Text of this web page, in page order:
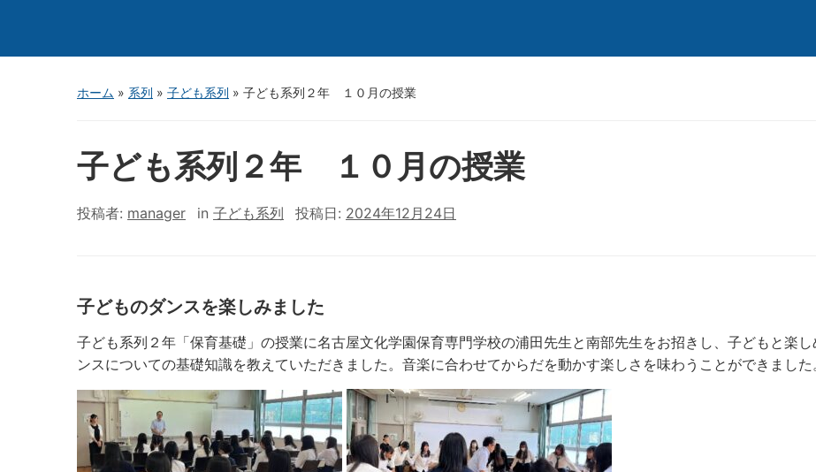
ホーム » 系列 » 子ども系列 » 子ども系列２年 １０月の授業
子ども系列２年 １０月の授業
投稿者: manager in 子ども系列 投稿日: 2024年12月24日
子どものダンスを楽しみました
子ども系列２年「保育基礎」の授業に名古屋文化学園保育専門学校の浦田先生と南部先生をお招きし、子どもと楽
ンスについての基礎知識を教えていただきました。音楽に合わせてからだを動かす楽しさを味わうことができました